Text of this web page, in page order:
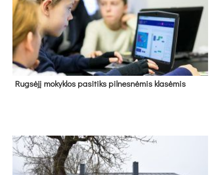
Rug­sė­jį mo­kyk­los pa­si­tiks pil­nes­nė­mis kla­sė­mis